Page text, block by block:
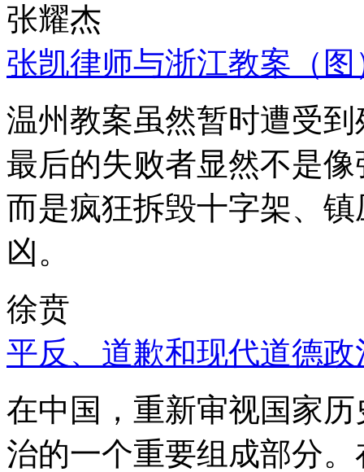
张耀杰
张凯律师与浙江教案（图
温州教案虽然暂时遭受
最后的失败者显然不是
而是疯狂拆毁十字架、
凶。
徐贲
平反、道歉和现代道德政
在中国，重新审视国家
治的一个重要组成部分